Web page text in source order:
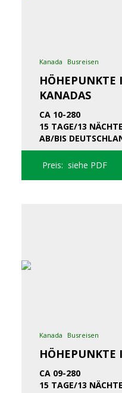
Kanada Busreisen
HÖHEPUNKTE
KANADAS
CA 10-280
15 TAGE/13 NÄCHTE
AB/BIS
Preis: siehe PDF
Kanada Busreisen
HÖHEPUNKTE
CA 09-280
15 TAGE/13 NÄCHTE